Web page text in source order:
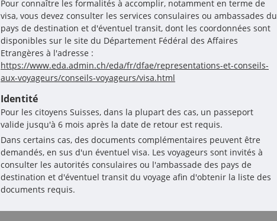
Pour connaître les formalités à accomplir, notamment en terme de
visa, vous devez consulter les services consulaires ou ambassades du
pays de destination et d'éventuel transit, dont les coordonnées sont
disponibles sur le site du Département Fédéral des Affaires
Etrangères à l'adresse :
https://www.eda.admin.ch/eda/fr/dfae/representations-et-conseils-
aux-voyageurs/conseils-voyageurs/visa.html
Identité
Pour les citoyens Suisses, dans la plupart des cas, un passeport
valide jusqu'à 6 mois après la date de retour est requis.
Dans certains cas, des documents complémentaires peuvent être
demandés, en sus d'un éventuel visa. Les voyageurs sont invités à
consulter les autorités consulaires ou l'ambassade des pays de
destination et d'éventuel transit du voyage afin d'obtenir la liste des
documents requis.